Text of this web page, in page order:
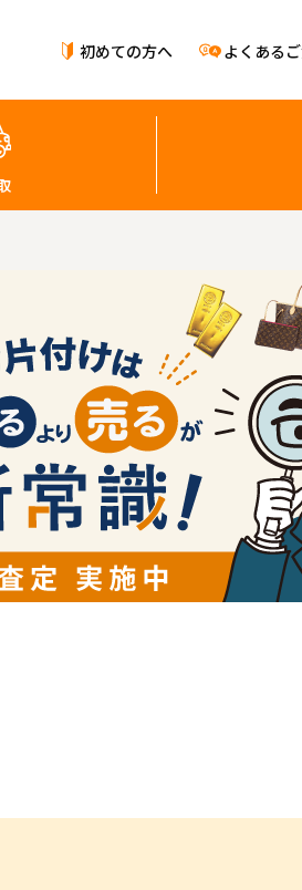
初めての方へ よくある